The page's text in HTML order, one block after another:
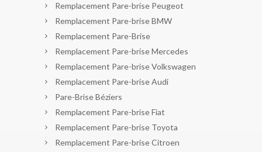
Remplacement Pare-brise Peugeot
Remplacement Pare-brise BMW
Remplacement Pare-Brise
Remplacement Pare-brise Mercedes
Remplacement Pare-brise Volkswagen
Remplacement Pare-brise Audi
Pare-Brise Béziers
Remplacement Pare-brise Fiat
Remplacement Pare-brise Toyota
Remplacement Pare-brise Citroen